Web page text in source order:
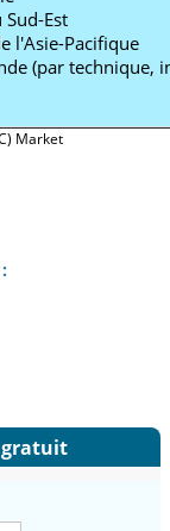
Sud-Est
l'Asie-Pacifique
(par technique,
gratuit